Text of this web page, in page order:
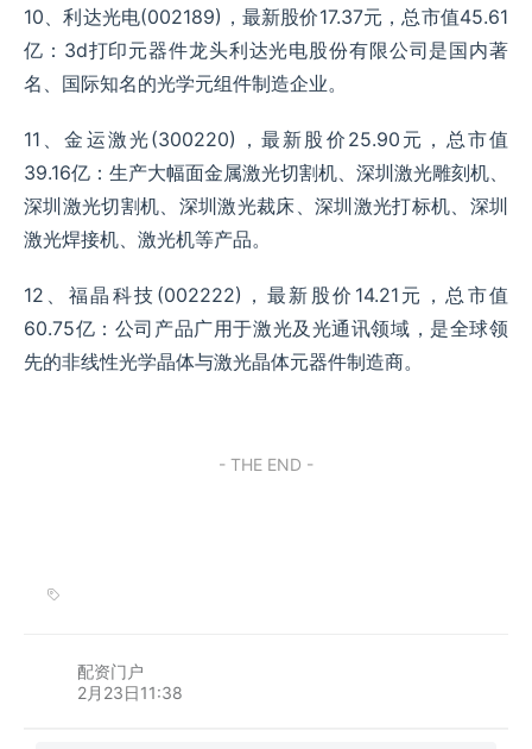
10、利达光电(002189)，最新股价17.37元，总市值45.61
亿：3d打印元器件龙头利达光电股份有限公司是国内著
名、国际知名的光学元组件制造企业。
11、金运激光(300220)，最新股价25.90元，总市值
39.16亿：生产大幅面金属激光切割机、深圳激光雕刻机、
深圳激光切割机、深圳激光裁床、深圳激光打标机、深圳
激光焊接机、激光机等产品。
12、福晶科技(002222)，最新股价14.21元，总市值
60.75亿：公司产品广用于激光及光通讯领域，是全球领
先的非线性光学晶体与激光晶体元器件制造商。
- THE END -
配资门户
2月23日11:38